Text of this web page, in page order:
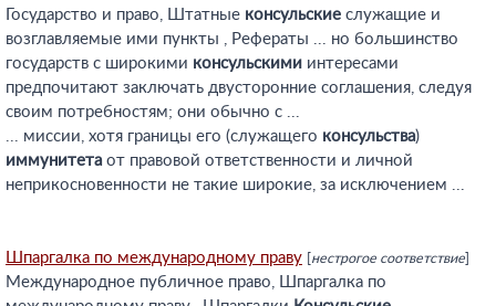
Государство и право, Штатные консульские служащие и
возглавляемые ими пункты , Рефераты ... но большинство
государств с широкими консульскими интересами
предпочитают заключать двусторонние соглашения, следуя
своим потребностям; они обычно с ...
... миссии, хотя границы его (служащего консульства)
иммунитета от правовой ответственности и личной
неприкосновенности не такие широкие, за исключением ...
Шпаргалка по международному праву нестрогое соответствие
Международное публичное право, Шпаргалка по